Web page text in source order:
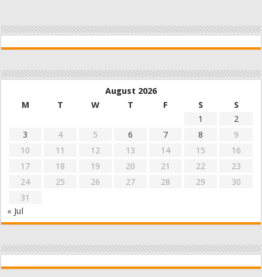
August 2026
M
T W T F S
S
1
2
3
4 5 6 7 8
9
10
11 12 13 14 15
16
17
18 19 20 21 22
23
24
25 26 27 28 29
30
31
« Jul